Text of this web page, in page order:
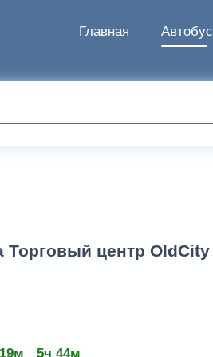
Главная Автобус
Торговый центр OldCity
5ч 44м